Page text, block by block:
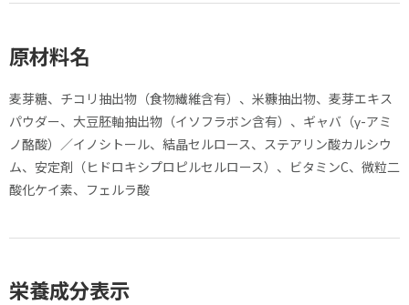
原材料名
麦芽糖、チコリ抽出物（食物繊維含有）、米糠抽出物、麦芽エキス
パウダー、大豆胚軸抽出物（イソフラボン含有）、ギャバ（γ-アミ
ノ酪酸）／イノシトール、結晶セルロース、ステアリン酸カルシウ
ム、安定剤（ヒドロキシプロピルセルロース）、ビタミンC、微粒二
酸化ケイ素、フェルラ酸
栄養成分表示